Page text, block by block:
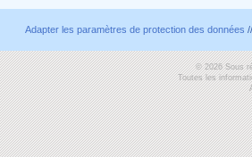
Adapter les paramètres de protection des données
© 2026 Sous
Toutes les